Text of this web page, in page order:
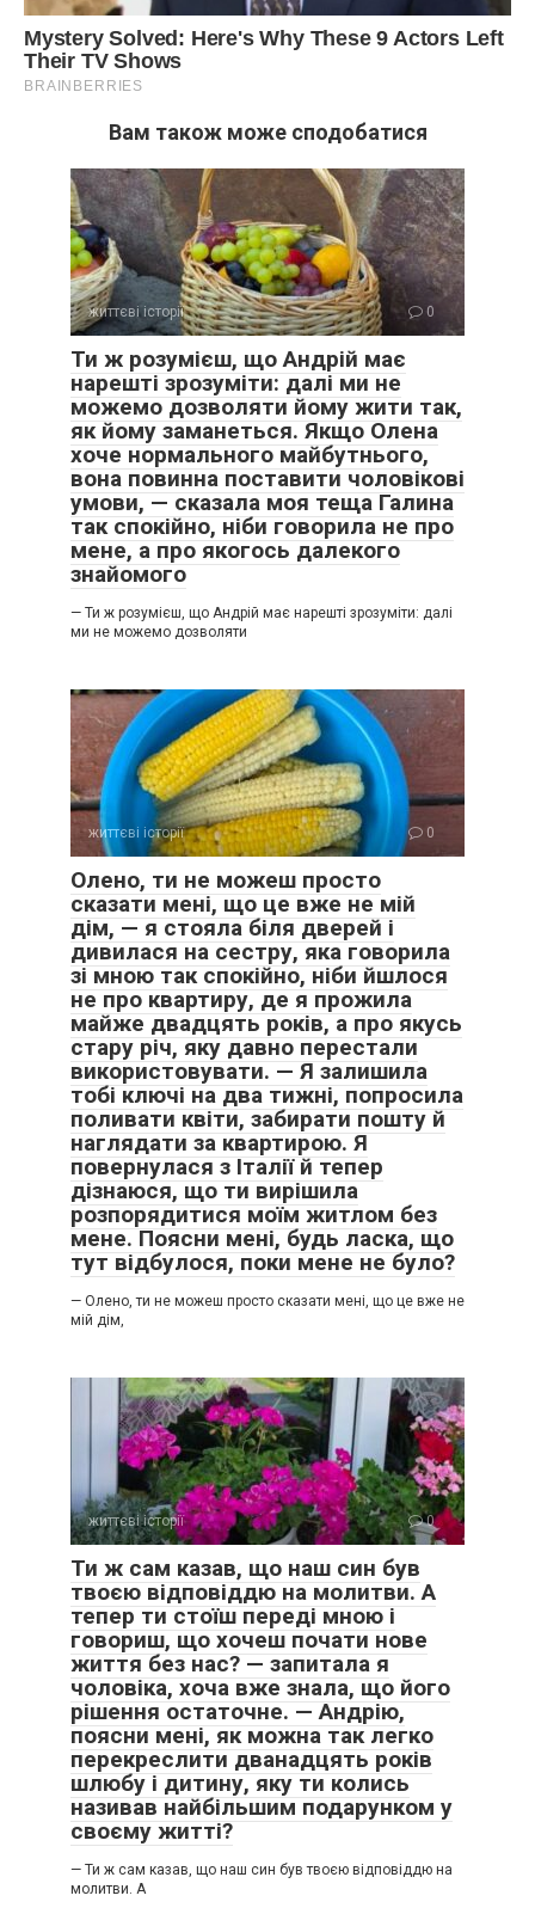
Вам також може сподобатися
життєві історії 0
Ти ж розумієш, що Андрій має
нарешті зрозуміти: далі ми не
можемо дозволяти йому жити так,
як йому заманеться. Якщо Олена
хоче нормального майбутнього,
вона повинна поставити чоловікові
умови, — сказала моя теща Галина
так спокійно, ніби говорила не про
мене, а про якогось далекого
знайомого
— Ти ж розумієш, що Андрій має нарешті зрозуміти: далі
ми не можемо дозволяти
життєві історії 0
Олено, ти не можеш просто
сказати мені, що це вже не мій
дім, — я стояла біля дверей і
дивилася на сестру, яка говорила
зі мною так спокійно, ніби йшлося
не про квартиру, де я прожила
майже двадцять років, а про якусь
стару річ, яку давно перестали
використовувати. — Я залишила
тобі ключі на два тижні, попросила
поливати квіти, забирати пошту й
наглядати за квартирою. Я
повернулася з Італії й тепер
дізнаюся, що ти вирішила
розпорядитися моїм житлом без
мене. Поясни мені, будь ласка, що
тут відбулося, поки мене не було?
— Олено, ти не можеш просто сказати мені, що це вже не
мій дім,
життєві історії 0
Ти ж сам казав, що наш син був
твоєю відповіддю на молитви. А
тепер ти стоїш переді мною і
говориш, що хочеш почати нове
життя без нас? — запитала я
чоловіка, хоча вже знала, що його
рішення остаточне. — Андрію,
поясни мені, як можна так легко
перекреслити дванадцять років
шлюбу і дитину, яку ти колись
називав найбільшим подарунком у
своєму житті?
— Ти ж сам казав, що наш син був твоєю відповіддю на
молитви. А